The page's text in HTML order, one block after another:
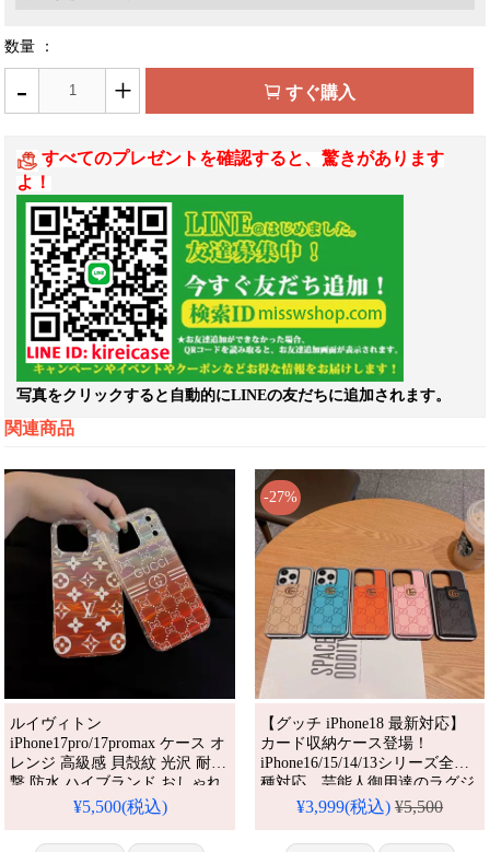
数量 ：
- + すぐ購入
すべてのプレゼントを確認すると、驚きがあります
よ！
写真をクリックすると自動的にLINEの友だちに追加されます。
関連商品
ルイヴィトン
iPhone17pro/17promax ケース オ
レンジ 高級感 貝殻紋 光沢 耐衝
撃 防水 ハイブランド おしゃれ
gucci iPhone16/16pro携帯カバー
15/14/13 proスマホケース メン
¥5,500(税込)
-27%
【グッチ iPhone18 最新対応】
カード収納ケース登場！
iPhone16/15/14/13シリーズ全機
種対応。芸能人御用達のラグジ
ュアリーな一台、耐衝撃＆防水
なスタイルが今流行り、格安で
¥3,999(税込)¥5,500